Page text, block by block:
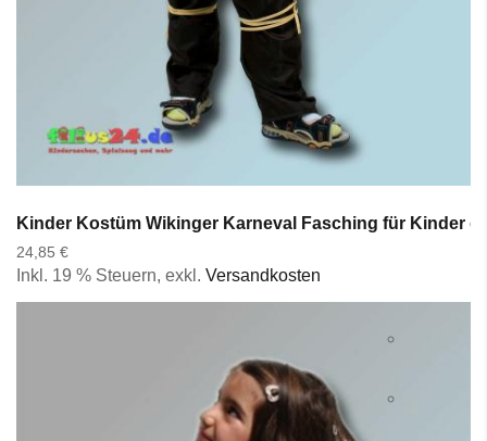
Kinder Kostüm Wikinger Karneval Fasching für Kinder
24,85 €
Inkl. 19 % Steuern, exkl. Versandkosten